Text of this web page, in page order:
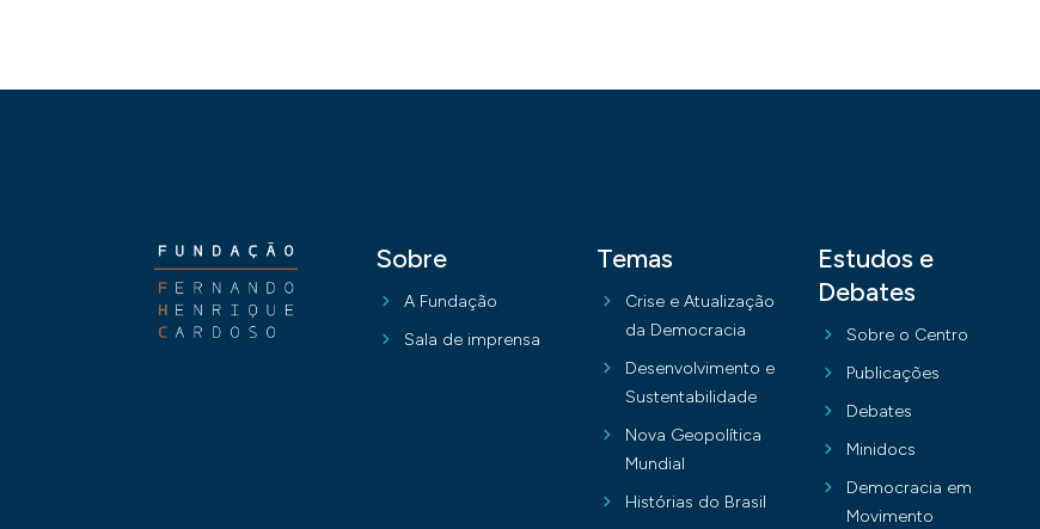
Sobre
A Fundação
Sala de imprensa
Temas
Crise e Atualização
da Democracia
Desenvolvimento e
Sustentabilidade
Nova Geopolítica
Mundial
Histórias do Brasil
Estudos e
Debates
Sobre o Centro
Publicações
Debates
Minidocs
Democracia em
Movimento